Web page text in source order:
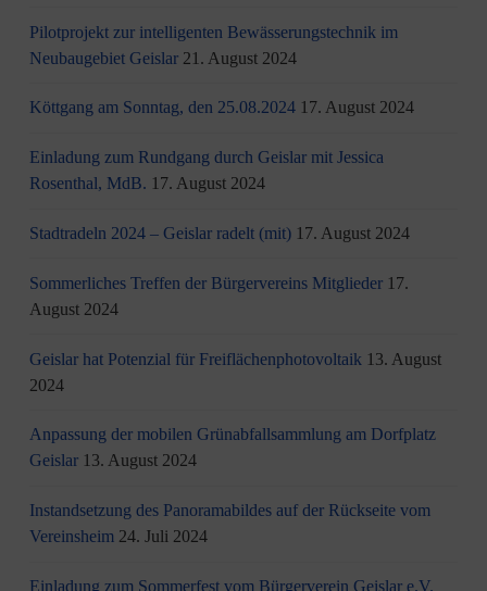
Pilotprojekt zur intelligenten Bewässerungstechnik im
Neubaugebiet Geislar 21. August 2024
Köttgang am Sonntag, den 25.08.2024 17. August 2024
Einladung zum Rundgang durch Geislar mit Jessica
Rosenthal, MdB. 17. August 2024
Stadtradeln 2024 – Geislar radelt (mit) 17. August 2024
Sommerliches Treffen der Bürgervereins Mitglieder 17.
August 2024
Geislar hat Potenzial für Freiflächenphotovoltaik 13. August
2024
Anpassung der mobilen Grünabfallsammlung am Dorfplatz
Geislar 13. August 2024
Instandsetzung des Panoramabildes auf der Rückseite vom
Vereinsheim 24. Juli 2024
Einladung zum Sommerfest vom Bürgerverein Geislar e.V.